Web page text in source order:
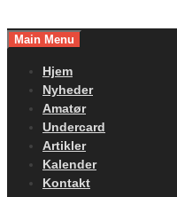
toMain Menu
Hjem
Nyheder
Amatør
Undercard
Artikler
Kalender
Kontakt